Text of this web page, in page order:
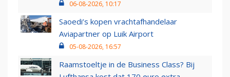
06-08-2026, 10:17
Saoedi’s kopen vrachtafhandelaar
Aviapartner op Luik Airport
05-08-2026, 16:57
Raamstoeltje in de Business Class? Bij